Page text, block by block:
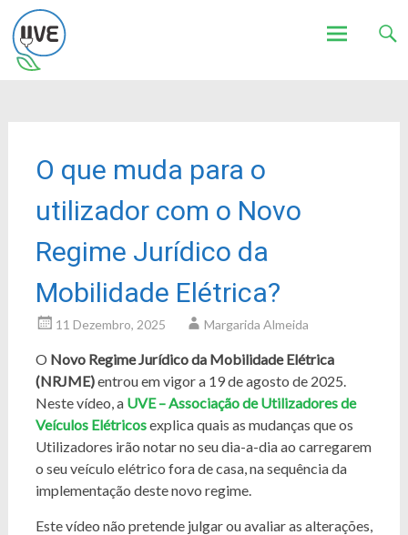
O que muda para o
utilizador com o Novo
Regime Jurídico da
Mobilidade Elétrica?
11 Dezembro, 2025 Margarida Almeida
O Novo Regime Jurídico da Mobilidade Elétrica
(NRJME)entrou em vigor a 19 de agosto de 2025.
Neste vídeo, a UVE – Associação de Utilizadores de
Veículos Elétricosexplica quais as mudanças que os
Utilizadores irão notar no seu dia-a-dia ao carregarem
o seu veículo elétrico fora de casa, na sequência da
implementação deste novo regime.
Este vídeo não pretende julgar ou avaliar as alterações,